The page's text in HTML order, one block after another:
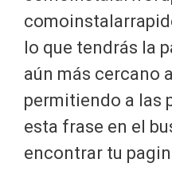
lo que tendrás la
aún más cercano
permitiendo a las
esta frase en el
encontrar tu